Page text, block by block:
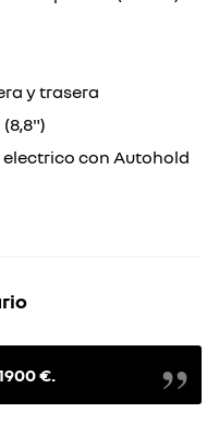
y trasera
con Autohold
€.